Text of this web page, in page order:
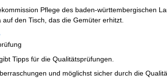
Pflege des baden-württembergischen
den Tisch, das die Gemüter erhitzt.
Tipps für die Qualitätsprüfungen.
und möglichst sicher durch die